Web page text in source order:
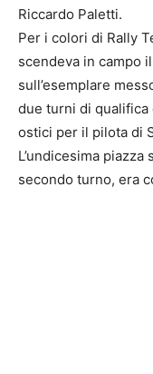
Riccardo Paletti.
Per i colori di Rally
scendeva in campo
sull’esemplare
due turni di qualifica
ostici per il pilota di
L’undicesima
secondo turno, era